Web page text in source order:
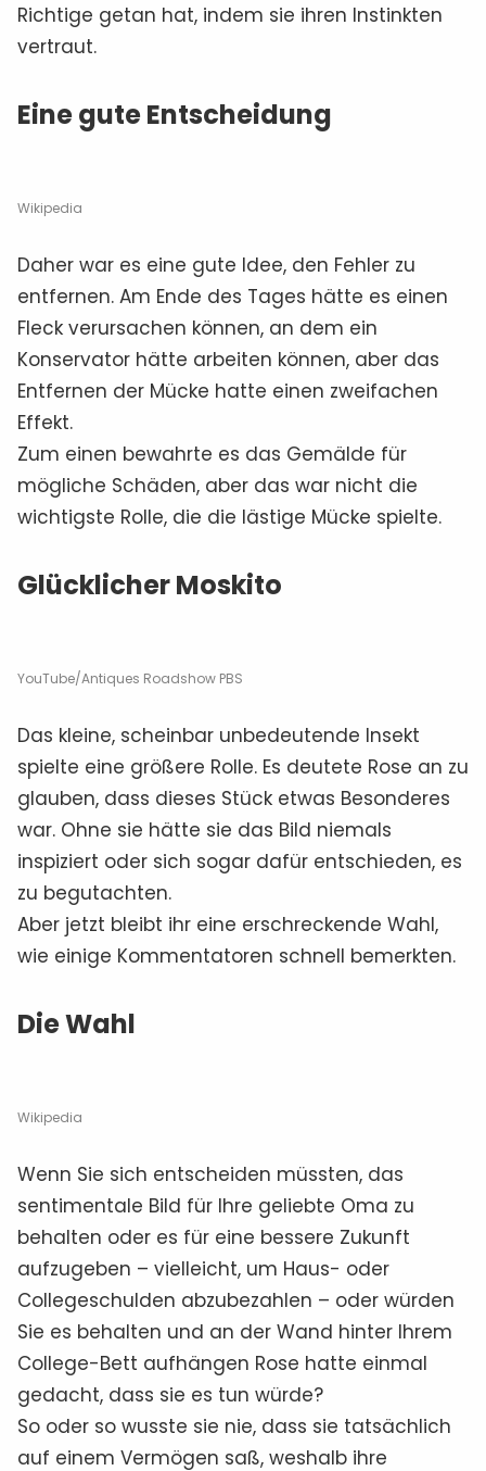
Richtige getan hat, indem sie ihren Instinkten
vertraut.
Eine gute Entscheidung
Wikipedia
Daher war es eine gute Idee, den Fehler zu
entfernen. Am Ende des Tages hätte es einen
Fleck verursachen können, an dem ein
Konservator hätte arbeiten können, aber das
Entfernen der Mücke hatte einen zweifachen
Effekt.
Zum einen bewahrte es das Gemälde für
mögliche Schäden, aber das war nicht die
wichtigste Rolle, die die lästige Mücke spielte.
Glücklicher Moskito
YouTube/Antiques Roadshow PBS
Das kleine, scheinbar unbedeutende Insekt
spielte eine größere Rolle. Es deutete Rose an zu
glauben, dass dieses Stück etwas Besonderes
war. Ohne sie hätte sie das Bild niemals
inspiziert oder sich sogar dafür entschieden, es
zu begutachten.
Aber jetzt bleibt ihr eine erschreckende Wahl,
wie einige Kommentatoren schnell bemerkten.
Die Wahl
Wikipedia
Wenn Sie sich entscheiden müssten, das
sentimentale Bild für Ihre geliebte Oma zu
behalten oder es für eine bessere Zukunft
aufzugeben – vielleicht, um Haus- oder
Collegeschulden abzubezahlen – oder würden
Sie es behalten und an der Wand hinter Ihrem
College-Bett aufhängen Rose hatte einmal
gedacht, dass sie es tun würde?
So oder so wusste sie nie, dass sie tatsächlich
auf einem Vermögen saß, weshalb ihre